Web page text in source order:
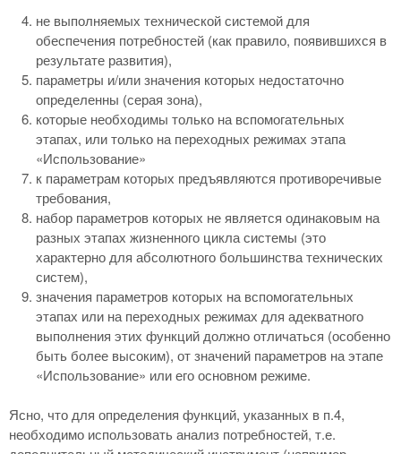
не выполняемых технической системой для
обеспечения потребностей (как правило, появившихся в
результате развития),
параметры и/или значения которых недостаточно
определенны (серая зона),
которые необходимы только на вспомогательных
этапах, или только на переходных режимах этапа
«Использование»
к параметрам которых предъявляются противоречивые
требования,
набор параметров которых не является одинаковым на
разных этапах жизненного цикла системы (это
характерно для абсолютного большинства технических
систем),
значения параметров которых на вспомогательных
этапах или на переходных режимах для адекватного
выполнения этих функций должно отличаться (особенно
быть более высоким), от значений параметров на этапе
«Использование» или его основном режиме.
Ясно, что для определения функций, указанных в п.4,
необходимо использовать анализ потребностей, т.е.